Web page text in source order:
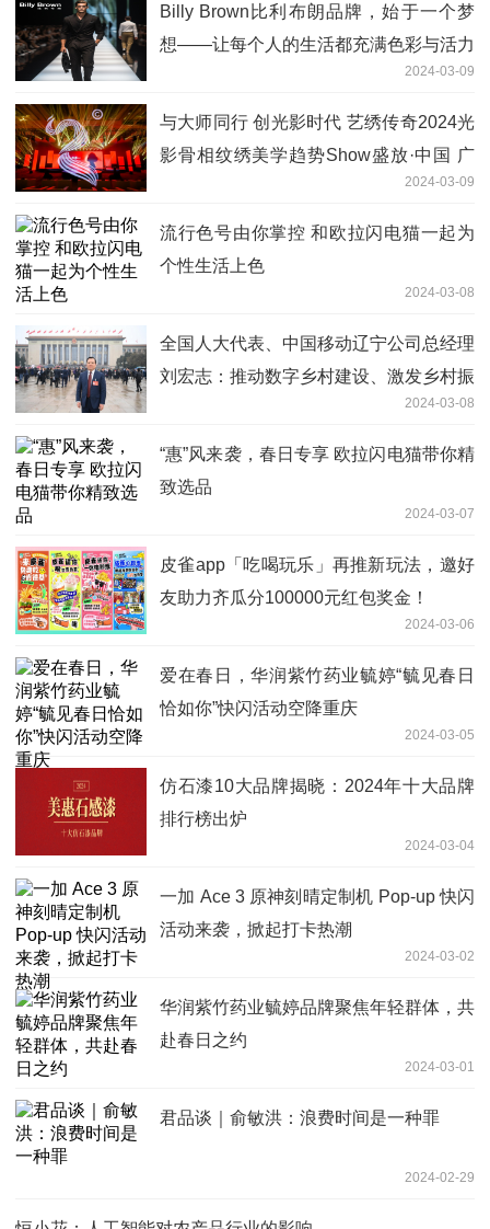
Billy Brown比利布朗品牌，始于一个梦
想——让每个人的生活都充满色彩与活力
2024-03-09
与大师同行 创光影时代 艺绣传奇2024光
影骨相纹绣美学趋势Show盛放·中国 广
2024-03-09
流行色号由你掌控 和欧拉闪电猫一起为
个性生活上色
2024-03-08
全国人大代表、中国移动辽宁公司总经理
刘宏志：推动数字乡村建设、激发乡村振
2024-03-08
“惠”风来袭，春日专享 欧拉闪电猫带你精
致选品
2024-03-07
皮雀app「吃喝玩乐」再推新玩法，邀好
友助力齐瓜分100000元红包奖金！
2024-03-06
爱在春日，华润紫竹药业毓婷“毓见春日
恰如你”快闪活动空降重庆
2024-03-05
仿石漆10大品牌揭晓：2024年十大品牌
排行榜出炉
2024-03-04
一加 Ace 3 原神刻晴定制机 Pop-up 快闪
活动来袭，掀起打卡热潮
2024-03-02
华润紫竹药业毓婷品牌聚焦年轻群体，共
赴春日之约
2024-03-01
君品谈｜俞敏洪：浪费时间是一种罪
2024-02-29